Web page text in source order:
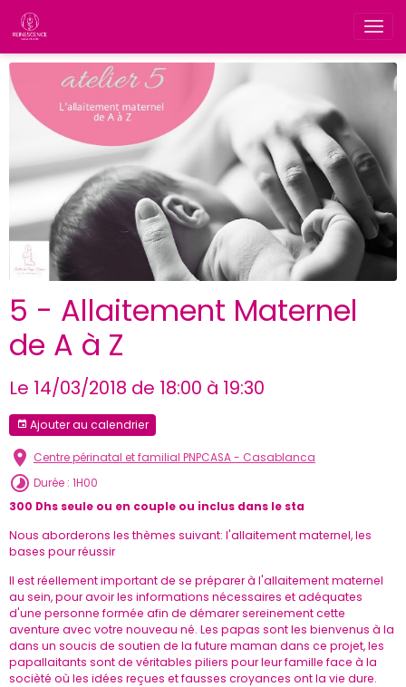
5 - Allaitement Maternel
de A à Z
Le 14/03/2018 de 18:00 à 19:30
Ajouter au calendrier
Centre périnatal et familial PNPCASA - Casablanca
Durée : 1H00
300 Dhs seule ou en couple ou inclus dans le sta
Nous aborderons les thèmes suivant: l'allaitement maternel, les
bases pour réussir
Il est réellement important de se préparer à l'allaitement maternel
au sein, pour avoir les informations nécessaires et adéquates
d'une personne formée afin de démarer sereinement cette
aventure avec votre nouveau né. Les papas sont les bienvenus à la
dans un soucis de soutien de la future maman dans ce projet, les
papallaitants sont de véritables piliers pour leur famille face à la
socièté où les idées reçues et fausses croyances ont la vie dure.